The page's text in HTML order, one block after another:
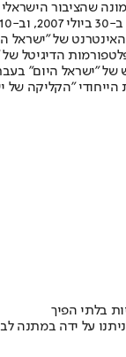
שהציבור הישראלי
הדיגיטל
החדש של "ישראל
"הקליקה
בלתי הפיך
על ידה במתנה